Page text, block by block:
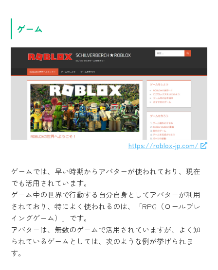
ゲーム
https://roblox-jp.com/
ゲームでは、早い時期からアバターが使われており、現在
でも活用されています。
ゲーム中の世界で行動する自分自身としてアバターが利用
されており、特によく使われるのは、「RPG（ロールプレ
イングゲーム）」です。
アバターは、無数のゲームで活用されていますが、よく知
られているゲームとしては、次のような例が挙げられま
す。